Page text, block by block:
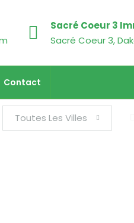
Sacré Coeur 3
Sacré Coeur 3,
Contact
Toutes Les Villes